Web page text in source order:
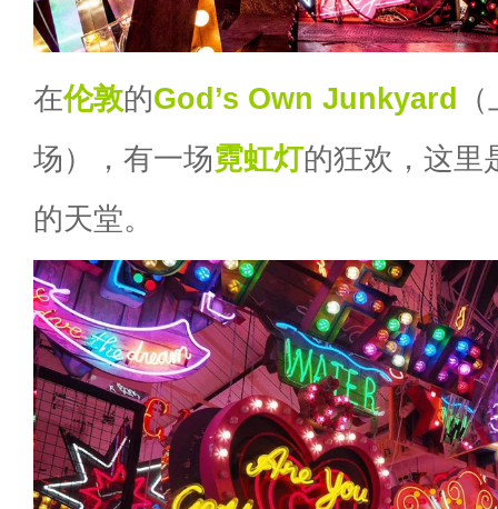
在伦敦的God’s Own Junkyard
场），有一场霓虹灯的狂欢，这里
的天堂。